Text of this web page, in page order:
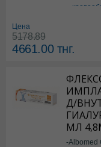
Цена
5178.89
4661.00тнг.
Д/
МЛ
-Albomed